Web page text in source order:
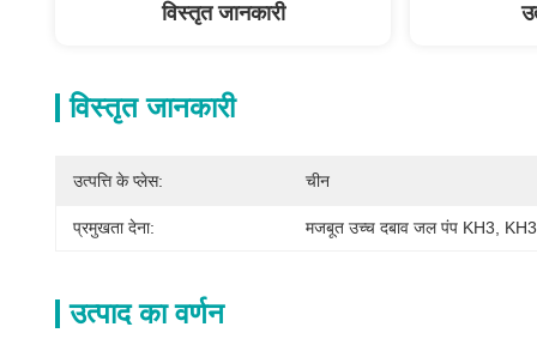
विस्तृत जानकारी
विस्तृत जानकारी
उत्पत्ति के प्लेस: चीन
प्रमुखता देना: मजबूत उच्च दबाव जल पंप KH3
उत्पाद का वर्णन